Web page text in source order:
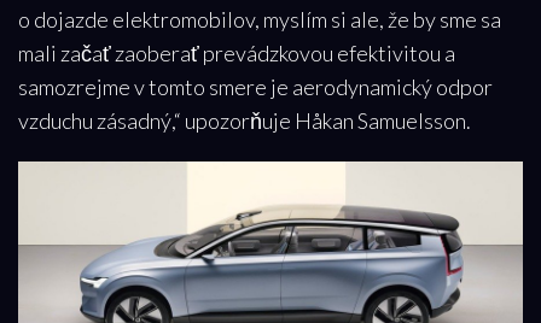
o dojazde elektromobilov, myslím si ale, že by sme sa
mali začať zaoberať prevádzkovou efektivitou a
samozrejme v tomto smere je aerodynamický odpor
vzduchu zásadný,“ upozorňuje Håkan Samuelsson.